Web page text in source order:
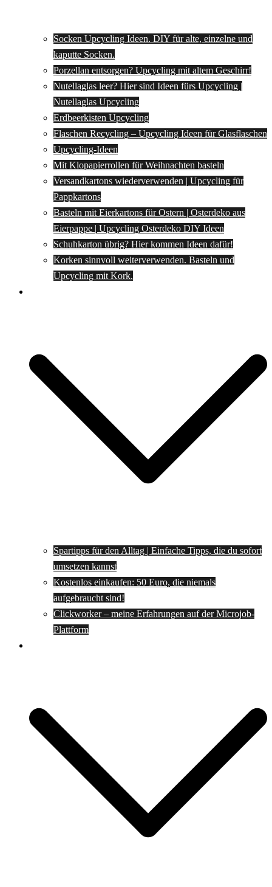
Socken Upcycling Ideen. DIY für alte, einzelne und
kaputte Socken.
Porzellan entsorgen? Upcycling mit altem Geschirr!
Nutellaglas leer? Hier sind Ideen fürs Upcycling |
Nutellaglas Upcycling
Erdbeerkisten Upcycling
Flaschen Recycling – Upcycling Ideen für Glasflaschen
Upcycling-Ideen
Mit Klopapierrollen für Weihnachten basteln
Versandkartons wiederverwenden | Upcycling für
Pappkartons
Basteln mit Eierkartons für Ostern | Osterdeko aus
Eierpappe | Upcycling Osterdeko DIY Ideen
Schuhkarton übrig? Hier kommen Ideen dafür!
Korken sinnvoll weiterverwenden. Basteln und
Upcycling mit Kork.
Spartipps für den Alltag | Einfache Tipps, die du sofort
umsetzen kannst
Kostenlos einkaufen: 50 Euro, die niemals
aufgebraucht sind!
Clickworker – meine Erfahrungen auf der Microjob-
Plattform